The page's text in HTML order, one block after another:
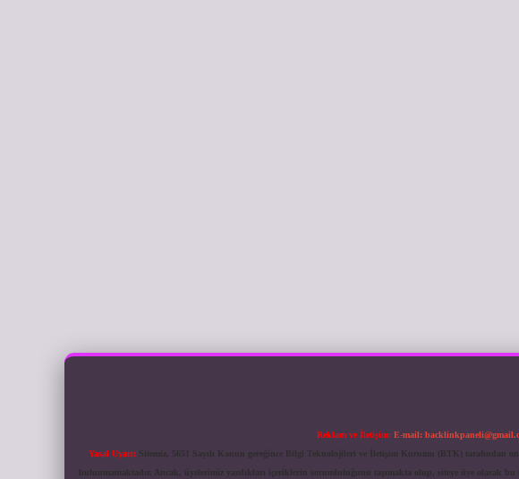
Reklam ve İletişim: E-mail:
Yasal Uyarı: Sitemiz, 5651 Sayılı Kanun gereğince Bilgi Teknolojileri ve İletişim Kurumu (BTK) tarafından
bulunmamaktadır. Ancak, üyelerimiz yazdıkları içeriklerin sorumluluğunu taşımakta olup, siteye üye olarak